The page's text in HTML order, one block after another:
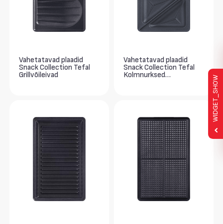
Vahetatavad plaadid
Snack Collection Tefal
Grillvõileivad
Vahetatavad plaadid
Snack Collection Tefal
Kolmnurksed
WIDGET_SHOW